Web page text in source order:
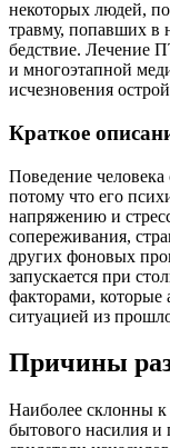
некоторых людей,
травму, попавших в
бедствие. Лечение
и многоэтапной
исчезновения
Краткое
Поведение
потому что его
напряжению и
сопереживания,
других фоновых
запускается при
факторами,
ситуацией из
Причины
Наиболее склонны к
бытового насилия и